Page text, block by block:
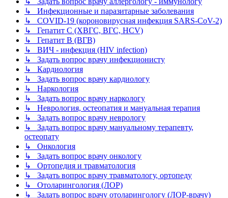
↳ Инфекционные и паразитарные заболевания
↳ COVID-19 (короновирусная инфекция SARS-CoV-2)
↳ Гепатит C (ХВГС, ВГС, HCV)
↳ Гепатит B (ВГВ)
↳ ВИЧ - инфекция (HIV infection)
↳ Задать вопрос врачу инфекционисту
↳ Кардиология
↳ Задать вопрос врачу кардиологу
↳ Наркология
↳ Задать вопрос врачу наркологу
↳ Неврология, остеопатия и мануальная терапия
↳ Задать вопрос врачу неврологу
↳ Задать вопрос врачу мануальному терапевту,
остеопату
↳ Онкология
↳ Задать вопрос врачу онкологу
↳ Ортопедия и травматология
↳ Задать вопрос врачу травматологу, ортопеду
↳ Отоларингология (ЛОР)
↳ Задать вопрос врачу отоларингологу (ЛОР-врачу)